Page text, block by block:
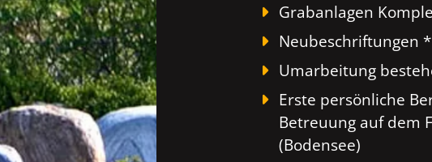
Grabanlagen
Neubeschriftungen *
Umarbeitung
Erste persönliche
Betreuung auf dem
(Bodensee)